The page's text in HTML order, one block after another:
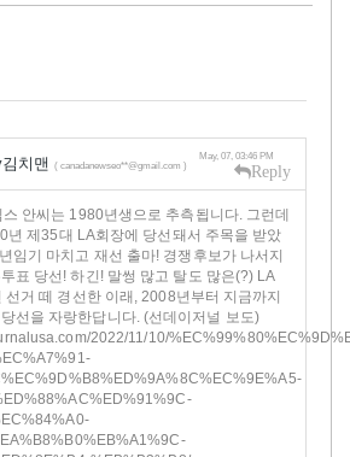
치맨 ( canadanewseo**@gmail.com )
May, 07, 03:46 PM
Reply
스 안씨는 1980년생으로 추측됩니다. 그런데
년 제35대 LA회장에 당선돼서 주목을 받았
임기 마치고 재선 출마! 경쟁후보가 나서지
표 당선! 하긴! 말썽 많고 탈도 많은(?) LA
선거 떼 경선한 이래, 2008년부터 지금까지
선을 자랑한답니다. (선데이저널 보도)
2022/11/10/